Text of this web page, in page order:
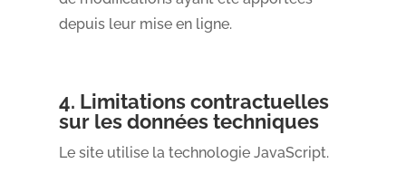
depuis leur mise en ligne.
4. Limitations contractuelles
sur les données techniques
Le site utilise la technologie JavaScript.